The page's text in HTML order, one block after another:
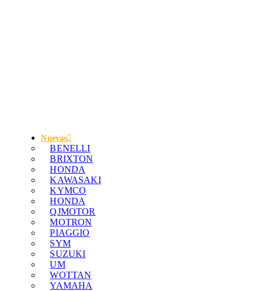
Nuevas
BENELLI
BRIXTON
HONDA
KAWASAKI
KYMCO
HONDA
QJMOTOR
MOTRON
PIAGGIO
SYM
SUZUKI
UM
WOTTAN
YAMAHA